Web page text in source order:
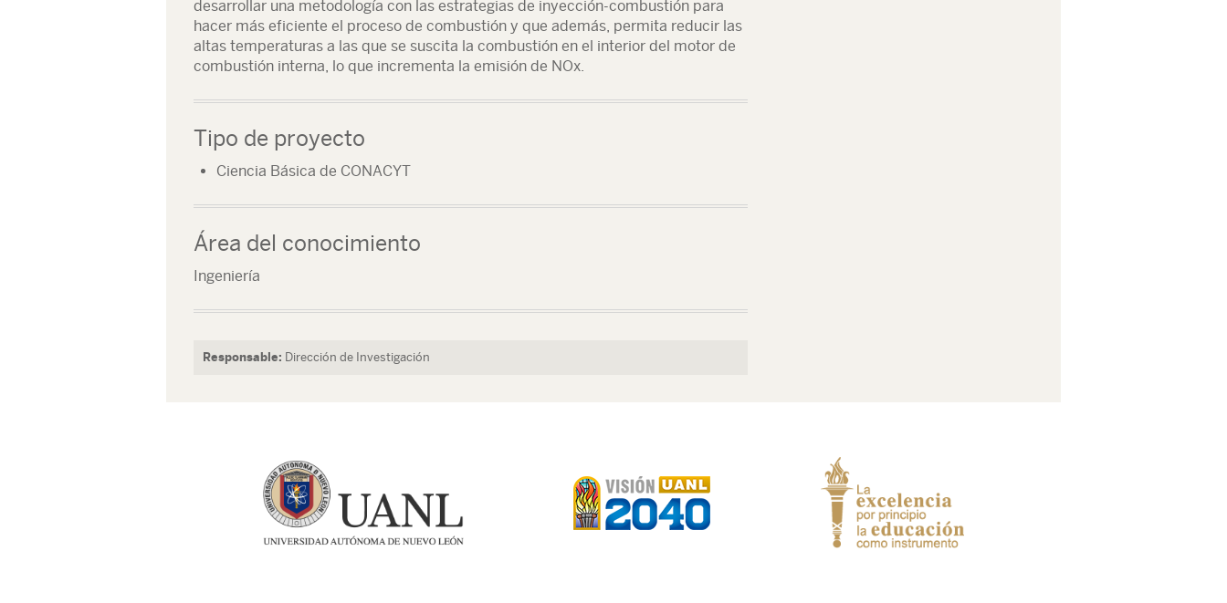
desarrollar una metodología con las estrategias de inyección-combustión para
hacer más eficiente el proceso de combustión y que además, permita reducir las
altas temperaturas a las que se suscita la combustión en el interior del motor de
combustión interna, lo que incrementa la emisión de NOx.
Tipo de proyecto
Ciencia Básica de CONACYT
Área del conocimiento
Ingeniería
Responsable: Dirección de Investigación